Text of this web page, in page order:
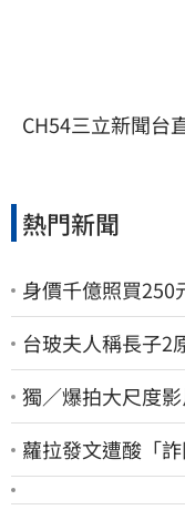
CH54三立新聞台
熱門新聞
身價千億照買
台玻夫人稱長子
獨／爆拍大尺度
蘿拉發文遭酸「